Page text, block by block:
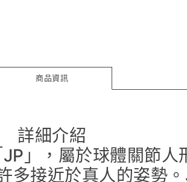
商品資訊
詳細介紹
」，屬於球體關節人
多接近於真人的姿勢